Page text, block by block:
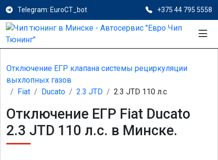
Telegram: EuroCT_bot +375 44 795 5558
Отключение ЕГР клапана системы рециркуляции
выхлопных газов
Fiat
Ducato 2.3 JTD 2.3 JTD 110 л.с
Отключение ЕГР Fiat Ducato
2.3 JTD 110 л.с. в Минске.